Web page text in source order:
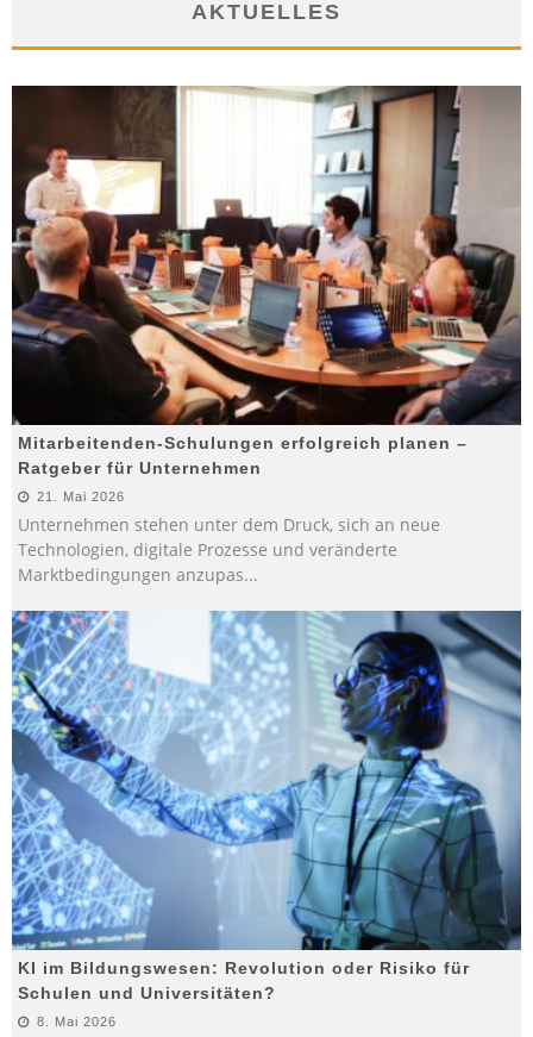
AKTUELLES
Mitarbeitenden-Schulungen erfolgreich planen –
Ratgeber für Unternehmen
21. Mai 2026
Unternehmen stehen unter dem Druck, sich an neue
Technologien, digitale Prozesse und veränderte
Marktbedingungen anzupas...
KI im Bildungswesen: Revolution oder Risiko für
Schulen und Universitäten?
8. Mai 2026